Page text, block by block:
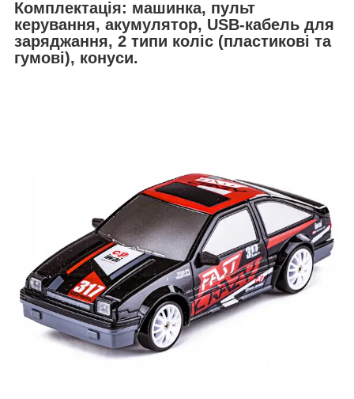
Комплектація: машинка, пульт
керування, акумулятор, USB-кабель для
заряджання, 2 типи коліс (пластикові та
гумові), конуси.